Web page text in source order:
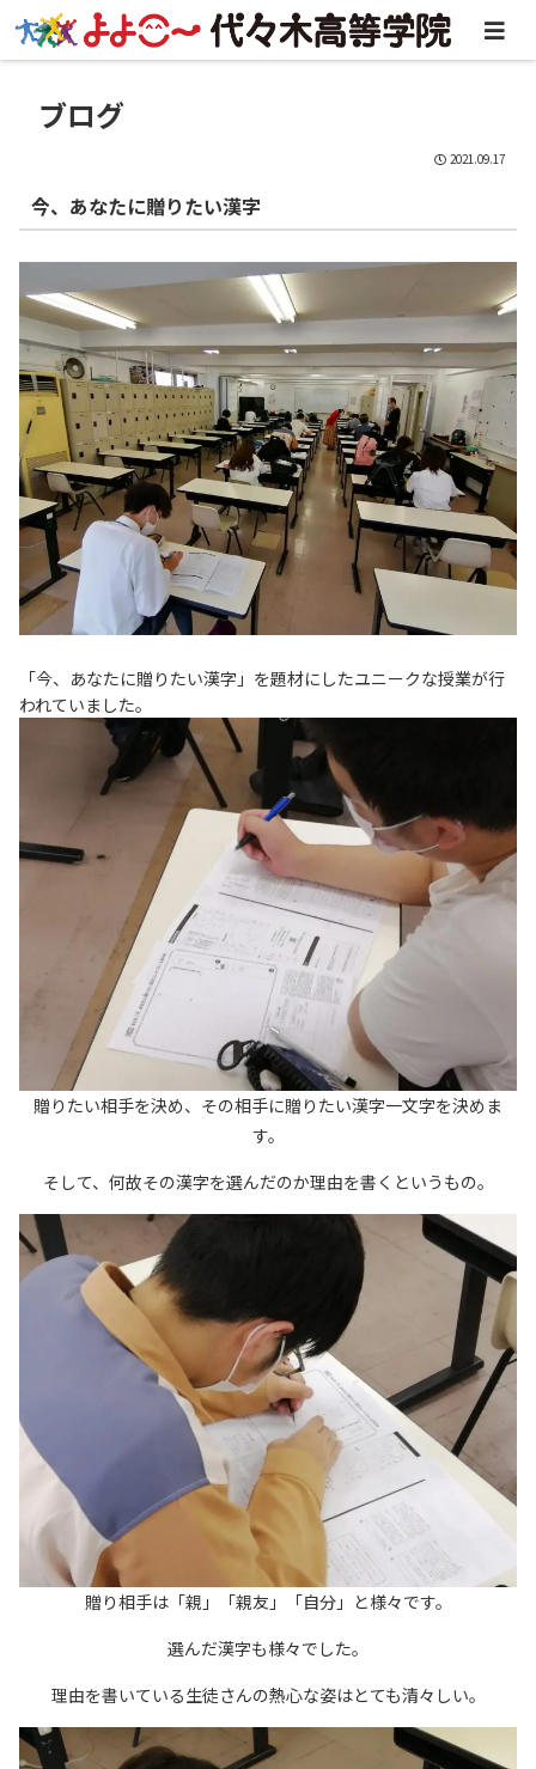
ブログ
2021.09.17
今、あなたに贈りたい漢字
「今、あなたに贈りたい漢字」を題材にしたユニークな授業が行
われていました。
贈りたい相手を決め、その相手に贈りたい漢字一文字を決めま
す。
そして、何故その漢字を選んだのか理由を書くというもの。
贈り相手は「親」「親友」「自分」と様々です。
選んだ漢字も様々でした。
理由を書いている生徒さんの熱心な姿はとても清々しい。